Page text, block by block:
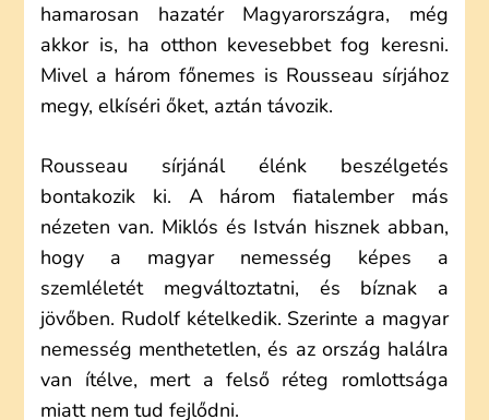
hamarosan hazatér Magyarországra, még
akkor is, ha otthon kevesebbet fog keresni.
Mivel a három főnemes is Rousseau sírjához
megy, elkíséri őket, aztán távozik.
Rousseau sírjánál élénk beszélgetés
bontakozik ki. A három fiatalember más
nézeten van. Miklós és István hisznek abban,
hogy a magyar nemesség képes a
szemléletét megváltoztatni, és bíznak a
jövőben. Rudolf kételkedik. Szerinte a magyar
nemesség menthetetlen, és az ország halálra
van ítélve, mert a felső réteg romlottsága
miatt nem tud fejlődni.